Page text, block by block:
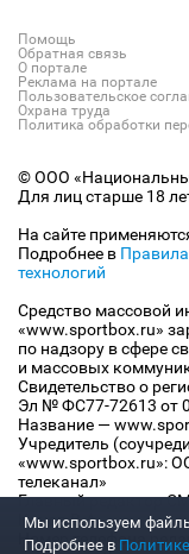
Помощь
Обратная связь
О портале
Реклама на портале
Пользовательское
Охрана труда
Политика обработки
© ООО
Для лиц старше 18
На сайте
Подробнее в
технологий
Средство массовой
«www.sportbox.ru»
по надзору в сфере
и массовых
Свидетельство о
Эл № ФС77-72613 от
Название —
Учредитель
«www.sportbox.ru»:
телеканал»
Главный редактор
Конов В.А.
Номер телефона
Мы используем файлы
Подробнее в